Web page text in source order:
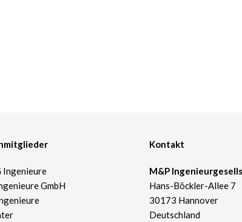
Ingenieure
GmbH
Kontakt
​M&P
Hans-Böckler-Allee 7
30173 Hannover
Deutschland